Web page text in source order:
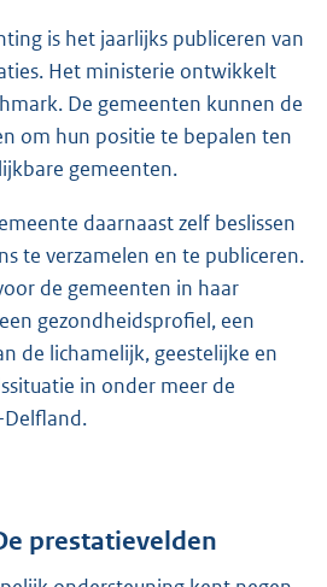
is het jaarlijks publiceren van
Het ministerie ontwikkelt
De gemeenten kunnen de
om hun positie te bepalen ten
gemeenten.
daarnaast zelf beslissen
te verzamelen en te publiceren.
de gemeenten in haar
gezondheidsprofiel, een
de lichamelijk, geestelijke en
in onder meer de
prestatievelden